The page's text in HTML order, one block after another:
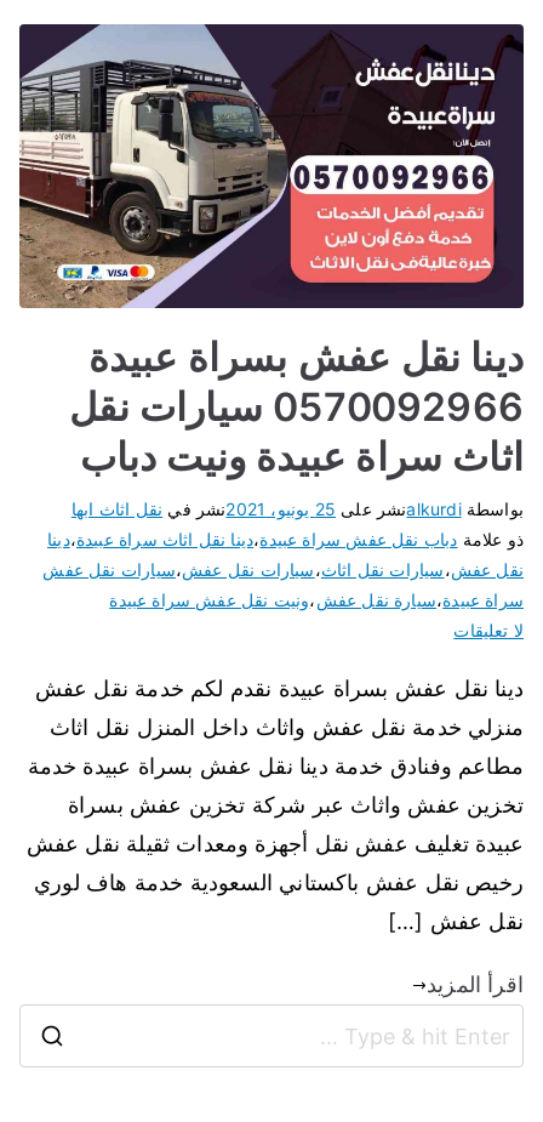
دينا نقل عفش بسراة عبيدة
0570092966 سيارات نقل
اثاث سراة عبيدة ونيت دباب
بواسطةalkurdiنشر على 25 يونيو، 2021 نشر في نقل اثاث ابها
ذو علامة دباب نقل عفش سراة عبيدة،دينا نقل اثاث سراة عبيدة،دينا
نقل عفش،سيارات نقل اثاث،سيارات نقل عفش،سيارات نقل عفش
سراة عبيدة،سيارة نقل عفش،ونيت نقل عفش سراة عبيدة
لا تعليقات
دينا نقل عفش بسراة عبيدة نقدم لكم خدمة نقل عفش
منزلي خدمة نقل عفش واثاث داخل المنزل نقل اثاث
مطاعم وفنادق خدمة دينا نقل عفش بسراة عبيدة خدمة
تخزين عفش واثاث عبر شركة تخزين عفش بسراة
عبيدة تغليف عفش نقل أجهزة ومعدات ثقيلة نقل عفش
رخيص نقل عفش باكستاني السعودية خدمة هاف لوري
نقل عفش […]
اقرأ المزيد